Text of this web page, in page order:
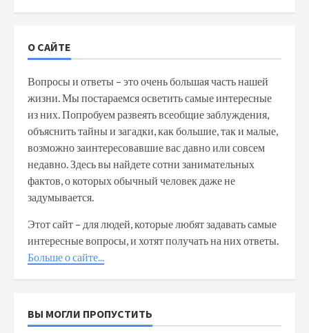
О САЙТЕ
Вопросы и ответы – это очень большая часть нашей
жизни. Мы постараемся осветить самые интересные
из них. Попробуем развеять всеобщие заблуждения,
объяснить тайны и загадки, как большие, так и малые,
возможно заинтересовавшие вас давно или совсем
недавно. Здесь вы найдете сотни занимательных
фактов, о которых обычный человек даже не
задумывается.
Этот сайт – для людей, которые любят задавать самые
интересные вопросы, и хотят получать на них ответы.
Больше о сайте...
ВЫ МОГЛИ ПРОПУСТИТЬ